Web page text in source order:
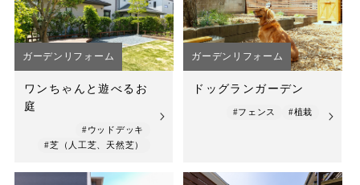
ガーデンリフォーム
ワンちゃんと遊べるお
庭
#ウッドデッキ
#芝（人工芝、天然芝）
ガーデンリフォーム
ドッグランガーデン
#フェンス #植栽